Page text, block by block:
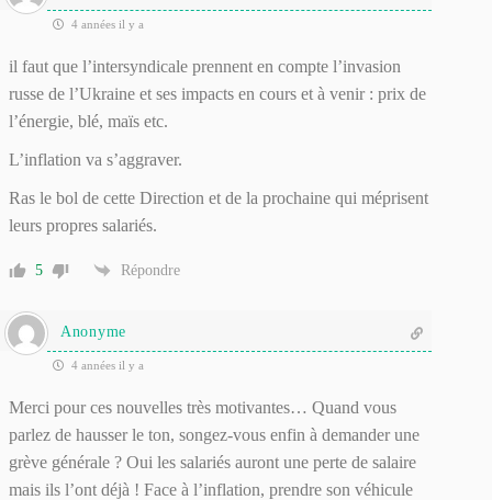
4 années il y a
il faut que l’intersyndicale prennent en compte l’invasion
russe de l’Ukraine et ses impacts en cours et à venir : prix de
l’énergie, blé, maïs etc.
L’inflation va s’aggraver.
Ras le bol de cette Direction et de la prochaine qui méprisent
leurs propres salariés.
5 Répondre
Anonyme
4 années il y a
Merci pour ces nouvelles très motivantes… Quand vous
parlez de hausser le ton, songez-vous enfin à demander une
grève générale ? Oui les salariés auront une perte de salaire
mais ils l’ont déjà ! Face à l’inflation, prendre son véhicule